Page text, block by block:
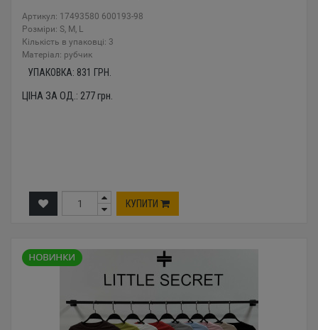
Артикул: 17493580 600193-98
Розміри: S, M, L
Кількість в упаковці: 3
Mатеріал: рубчик
УПАКОВКА: 831 ГРН.
ЦІНА ЗА ОД.: 277грн.
КУПИТИ